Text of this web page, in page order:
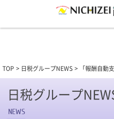
TOP 日税グループNEWS 「報酬自動
日税グループ
NEWS